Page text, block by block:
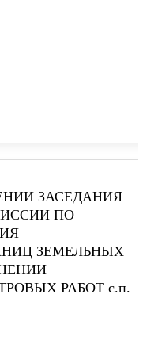
ЗАСЕДАНИЯ
ПО
ЗЕМЕЛЬНЫХ
РАБОТ с.п.